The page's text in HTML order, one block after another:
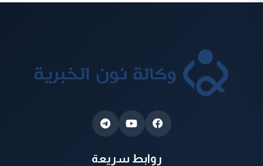
روابط سريعة